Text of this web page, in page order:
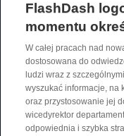
FlashDash
momentu
W całej pracach nad
dostosowana do
ludzi wraz z
wyszukać informacje, na
oraz przystosowanie jej
wicedyrektor
odpowiednia i szybka